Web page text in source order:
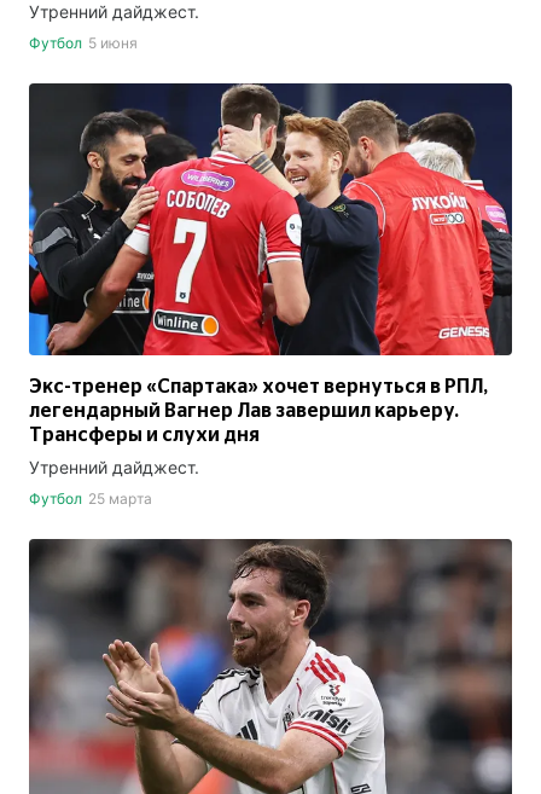
Утренний дайджест.
Футбол 5 июня
Экс-тренер «Спартака» хочет вернуться в РПЛ,
легендарный Вагнер Лав завершил карьеру.
Трансферы и слухи дня
Утренний дайджест.
Футбол 25 марта